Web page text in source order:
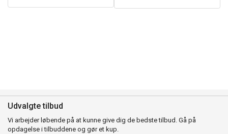
Udvalgte tilbud
Vi arbejder løbende på at kunne give dig de bedste tilbud. Gå på
opdagelse i tilbuddene og gør et kup.